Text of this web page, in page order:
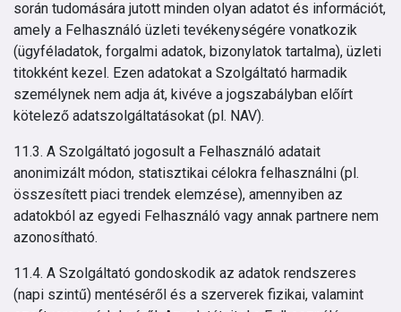
során tudomására jutott minden olyan adatot és információt,
amely a Felhasználó üzleti tevékenységére vonatkozik
(ügyféladatok, forgalmi adatok, bizonylatok tartalma), üzleti
titokként kezel. Ezen adatokat a Szolgáltató harmadik
személynek nem adja át, kivéve a jogszabályban előírt
kötelező adatszolgáltatásokat (pl. NAV).
11.3. A Szolgáltató jogosult a Felhasználó adatait
anonimizált módon, statisztikai célokra felhasználni (pl.
összesített piaci trendek elemzése), amennyiben az
adatokból az egyedi Felhasználó vagy annak partnere nem
azonosítható.
11.4. A Szolgáltató gondoskodik az adatok rendszeres
(napi szintű) mentéséről és a szerverek fizikai, valamint